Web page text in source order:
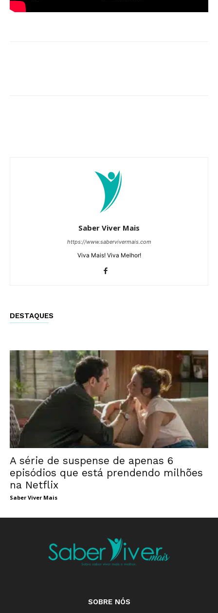
Saber Viver Mais
https://www.sabervivermais.com
Viva Mais! Viva Melhor!
DESTAQUES
A série de suspense de apenas 6
episódios que está prendendo milhões
na Netflix
Saber Viver Mais
SOBRE NÓS